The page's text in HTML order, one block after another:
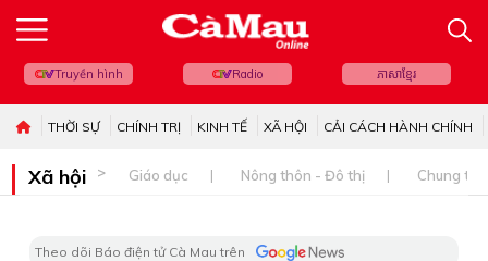
Truyền hình Radio ភាសាខ្មែរ
THỜI SỰ CHÍNH TRỊ KINH TẾ XÃ HỘI CẢI CÁCH HÀNH CHÍNH
Xã hội Giáo dục Nông thôn - Đô thị Chung
Theo dõi Báo điện tử Cà Mau trên